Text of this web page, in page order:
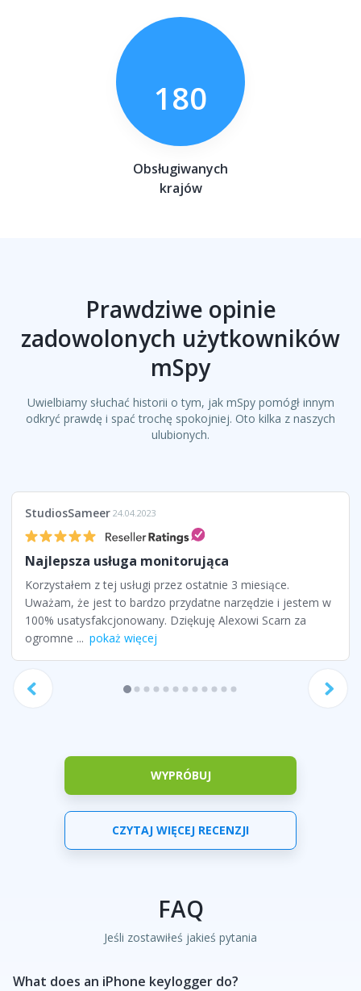
180
Obsługiwanych
krajów
Prawdziwe opinie
zadowolonych użytkowników
mSpy
Uwielbiamy słuchać historii o tym, jak mSpy pomógł innym
odkryć prawdę i spać trochę spokojniej. Oto kilka z naszych
ulubionych.
StudiosSameer 24.04.2023
Najlepsza usługa monitorująca
Korzystałem z tej usługi przez ostatnie 3 miesiące.
Uważam, że jest to bardzo przydatne narzędzie i jestem w
100% usatysfakcjonowany. Dziękuję Alexowi Scarn za
ogromne ... pokaż więcej
WYPRÓBUJ
CZYTAJ WIĘCEJ RECENZJI
FAQ
Jeśli zostawiłeś jakieś pytania
What does an iPhone keylogger do?